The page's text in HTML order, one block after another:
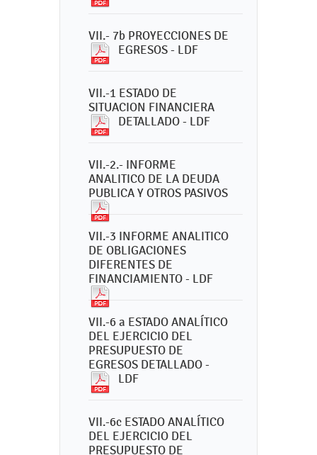
VII.- 7b PROYECCIONES DE
EGRESOS - LDF
VII.-1 ESTADO DE
SITUACION FINANCIERA
DETALLADO - LDF
VII.-2.- INFORME
ANALITICO DE LA DEUDA
PUBLICA Y OTROS PASIVOS
VII.-3 INFORME ANALITICO
DE OBLIGACIONES
DIFERENTES DE
FINANCIAMIENTO - LDF
VII.-6 a ESTADO ANALÍTICO
DEL EJERCICIO DEL
PRESUPUESTO DE
EGRESOS DETALLADO -
LDF
VII.-6c ESTADO ANALÍTICO
DEL EJERCICIO DEL
PRESUPUESTO DE